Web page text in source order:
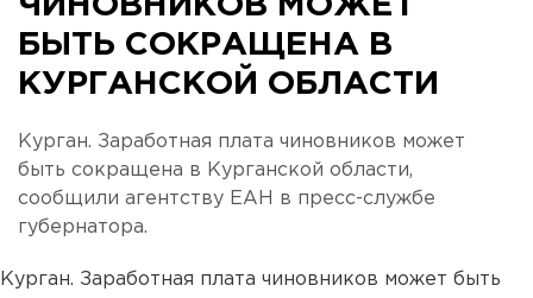
ЧИНОВНИКОВ МОЖЕТ
БЫТЬ СОКРАЩЕНА В
КУРГАНСКОЙ ОБЛАСТИ
Курган. Заработная плата чиновников может
быть сокращена в Курганской области,
сообщили агентству ЕАН в пресс-службе
губернатора.
Курган. Заработная плата чиновников может быть